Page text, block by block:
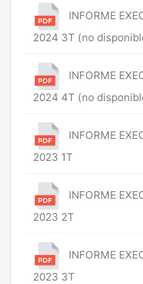
INFORME
2024 3T (no
INFORME
2024 4T (no
INFORME
2023 1T
INFORME
2023 2T
INFORME
2023 3T